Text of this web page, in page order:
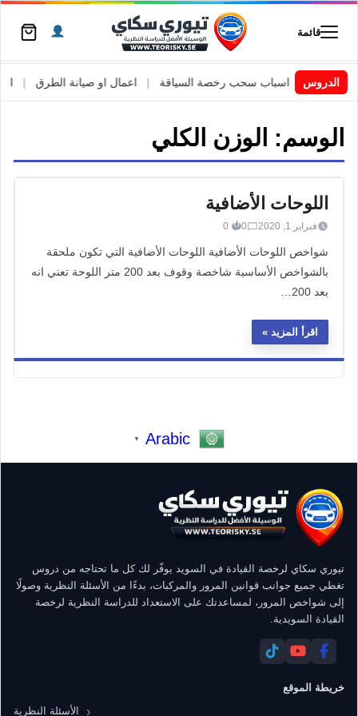
قائمة
الدروسالسويد | اسباب سحب رخصة السياقة اعمال او صيانة الطرق
الوسم: الوزن الكلي
اللوحات الأضافية
فبراير 1, 2020 0
0
شواخص اللوحات الأضافية اللوحات الأضافية التي تكون ملحقة
بالشواخص الأساسية شاخصة وقوف بعد 200 متر اللوحة تعني انه
بعد 200…
اقرأ المزيد
Arabic
▼
تيوري سكاي لرخصة القيادة في السويد يوفّر لك كل ما تحتاجه من دروس
تغطي جميع جوانب قوانين المرور والمركبات، بدءًا من الأسئلة النظرية وصولًا
إلى شواخص المرور، لمساعدتك على الاستعداد للدراسة النظرية لرخصة
القيادة السويدية.
خريطة الموقع
الأسئلة النظرية